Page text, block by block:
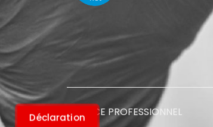
DéclarationESPACE PROFESSIONNEL